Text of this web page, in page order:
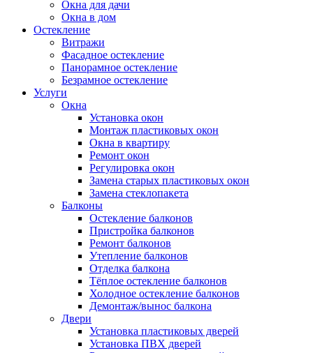
Окна для дачи
Окна в дом
Остекление
Витражи
Фасадное остекление
Панорамное остекление
Безрамное остекление
Услуги
Окна
Установка окон
Монтаж пластиковых окон
Окна в квартиру
Ремонт окон
Регулировка окон
Замена старых пластиковых окон
Замена стеклопакета
Балконы
Остекление балконов
Пристройка балконов
Ремонт балконов
Утепление балконов
Отделка балкона
Тёплое остекление балконов
Холодное остекление балконов
Демонтаж/вынос балкона
Двери
Установка пластиковых дверей
Установка ПВХ дверей